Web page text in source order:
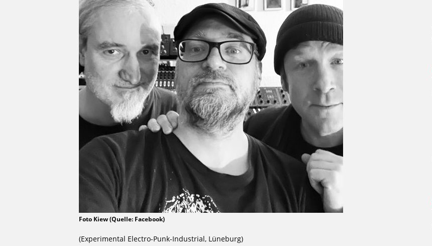
Foto Kiew (Quelle: Facebook)
(Experimental Electro-Punk-Industrial, Lüneburg)